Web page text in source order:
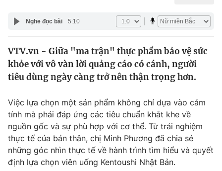
Y tế
Thế giới
Tin tức
Câu chuyện quốc tế
Kinh tế
Tài chính
Thị trường
Góc doanh nghiệp
Dữ liệu và đời sống
Truyền hình
Phim VTV
Giải trí
Nghe đọc bài 5:10
VTV.vn - Giữa "ma trận" thực phẩm bảo vệ sức
khỏe với vô vàn lời quảng cáo có cánh, người
tiêu dùng ngày càng trở nên thận trọng hơn.
Việc lựa chọn một sản phẩm không chỉ dựa vào cảm
tính mà phải đáp ứng các tiêu chuẩn khắt khe về
nguồn gốc và sự phù hợp với cơ thể. Từ trải nghiệm
thực tế của bản thân, chị Minh Phương đã chia sẻ
những góc nhìn thực tế về hành trình tìm hiểu và quyết
định lựa chọn viên uống Kentoushi Nhật Bản.